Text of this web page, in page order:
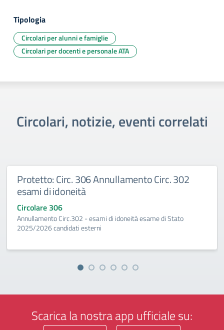
Tipologia
Circolari per alunni e famiglie
Circolari per docenti e personale ATA
Circolari, notizie, eventi correlati
Protetto: Circ. 306 Annullamento Circ. 302
esami di idoneità
Circolare 306
Annullamento Circ.302 - esami di idoneità esame di Stato
2025/2026 candidati esterni
Scarica la nostra app ufficiale su: